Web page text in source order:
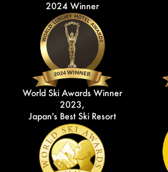
2024 Winner
World Ski Awards Winner
2023,
Japan's Best Ski Resort